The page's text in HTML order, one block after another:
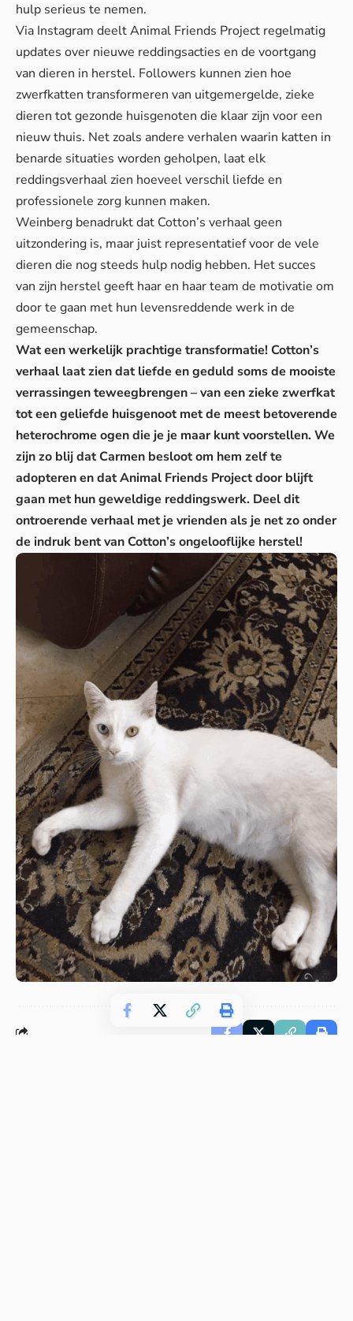
hulp serieus te nemen.
Via Instagram deelt Animal Friends Project regelmatig
updates over nieuwe reddingsacties en de voortgang
van dieren in herstel. Followers kunnen zien hoe
zwerfkatten transformeren van uitgemergelde, zieke
dieren tot gezonde huisgenoten die klaar zijn voor een
nieuw thuis. Net zoals andere verhalen waarin katten in
benarde situaties worden geholpen, laat elk
reddingsverhaal zien hoeveel verschil liefde en
professionele zorg kunnen maken.
Weinberg benadrukt dat Cotton’s verhaal geen
uitzondering is, maar juist representatief voor de vele
dieren die nog steeds hulp nodig hebben. Het succes
van zijn herstel geeft haar en haar team de motivatie om
door te gaan met hun levensreddende werk in de
gemeenschap.
Wat een werkelijk prachtige transformatie! Cotton’s
verhaal laat zien dat liefde en geduld soms de mooiste
verrassingen teweegbrengen – van een zieke zwerfkat
tot een geliefde huisgenoot met de meest betoverende
heterochrome ogen die je je maar kunt voorstellen. We
zijn zo blij dat Carmen besloot om hem zelf te
adopteren en dat Animal Friends Project door blijft
gaan met hun geweldige reddingswerk. Deel dit
ontroerende verhaal met je vrienden als je net zo onder
de indruk bent van Cotton’s ongelooflijke herstel!